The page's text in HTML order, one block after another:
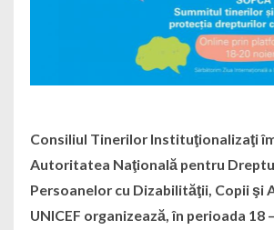
Consiliul Tinerilor Instituţionalizaţi
Autoritatea Naţională pentru
Persoanelor cu Dizabilităţii, Copii şi
UNICEF organizează, în perioada 18